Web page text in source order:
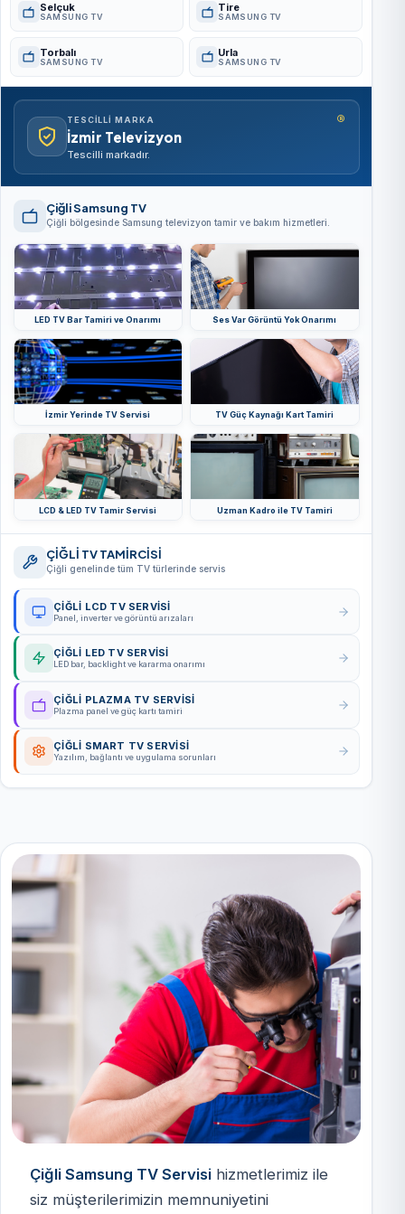
Çiğli Samsung TV Servisi hizmetlerimiz ile
siz müşterilerimizin memnuniyetini
Selçuk
SAMSUNG TV
Tire
SAMSUNG TV
Torbalı
SAMSUNG TV
Urla
SAMSUNG TV
TESCILLI MARKA
İzmir Televizyon
Tescilli markadır.
®
Çiğli Samsung TV
Çiğli bölgesinde Samsung televizyon tamir ve bakım hizmetleri.
LED TV Bar Tamiri ve Onarımı Ses Var Görüntü Yok Onarımı
İzmir Yerinde TV Servisi TV Güç Kaynağı Kart Tamiri
LCD & LED TV Tamir Servisi Uzman Kadro ile TV Tamiri
ÇİĞLİ TV TAMİRCİSİ
Çiğli genelinde tüm TV türlerinde servis
ÇİĞLİ LCD TV SERVISI
Panel, inverter ve görüntü arızaları
ÇİĞLİ LED TV SERVISI
LED bar, backlight ve kararma onarımı
ÇİĞLİ PLAZMA TV SERVISI
Plazma panel ve güç kartı tamiri
ÇİĞLİ SMART TV SERVISI
Yazılım, bağlantı ve uygulama sorunları